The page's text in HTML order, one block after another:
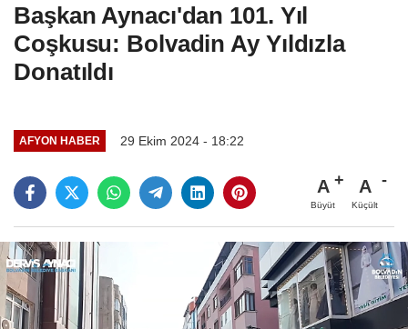
Başkan Aynacı'dan 101. Yıl
Coşkusu: Bolvadin Ay Yıldızla
Donatıldı
AFYON HABER 29 Ekim 2024 - 18:22
A
Büyüt
A
Küçült